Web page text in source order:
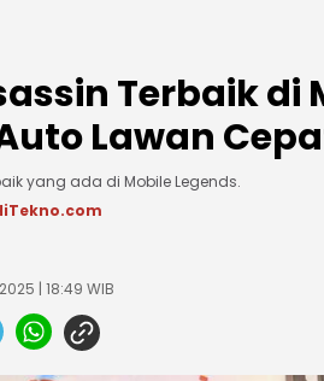
Terbaik di
Lawan
yang ada di Mobile Legends.
| 18:49 WIB